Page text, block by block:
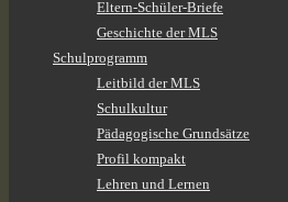
Eltern-Schüler-Briefe
Geschichte der MLS
Schulprogramm
Leitbild der MLS
Schulkultur
Pädagogische Grundsätze
Profil kompakt
Lehren und Lernen